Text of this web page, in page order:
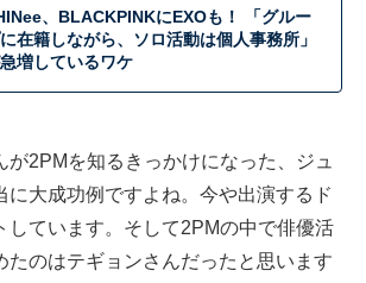
、BLACKPINKにEXOも！ 「グルー
在籍しながら、ソロ活動は個人事務所」
増しているワケ
が2PMを知るきっかけになった、ジュ
に大成功例ですよね。今や出演するド
しています。そして2PMの中で俳優活
たのはテギョンさんだったと思います